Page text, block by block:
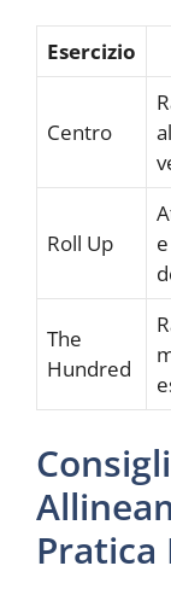
Esercizio
Centro
Roll Up
The
Hundred
Pratica